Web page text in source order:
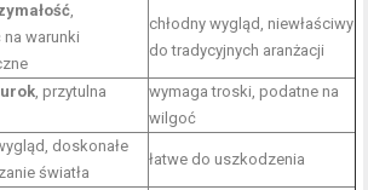
,
warunki
chłodny wygląd, niewłaściwy
do tradycyjnych aranżacji
, przytulna
wymaga troski, podatne na
wilgoć
doskonałe
światła
łatwe do uszkodzenia